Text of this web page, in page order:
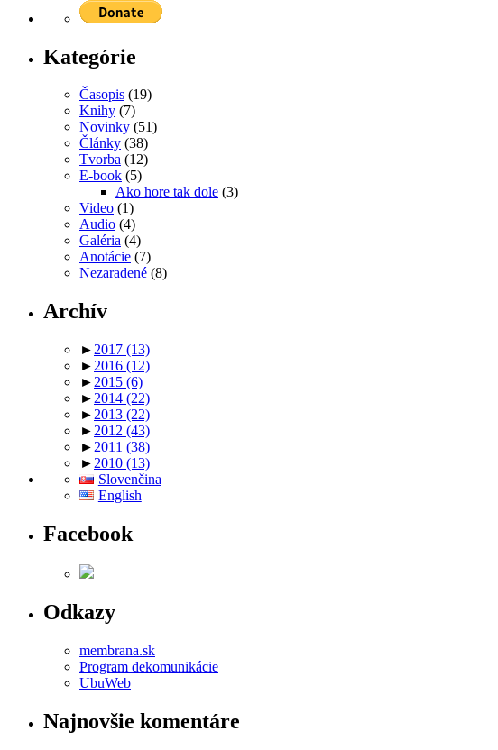
Kategórie
Časopis (19)
Knihy (7)
Novinky (51)
Články (38)
Tvorba (12)
E-book (5)
Ako hore tak dole (3)
Video (1)
Audio (4)
Galéria (4)
Anotácie (7)
Nezaradené (8)
Archív
► 2017 (13)
► 2016 (12)
► 2015 (6)
► 2014 (22)
► 2013 (22)
► 2012 (43)
► 2011 (38)
► 2010 (13)
Slovenčina
English
Facebook
Odkazy
membrana.sk
Program dekomunikácie
UbuWeb
Najnovšie komentáre